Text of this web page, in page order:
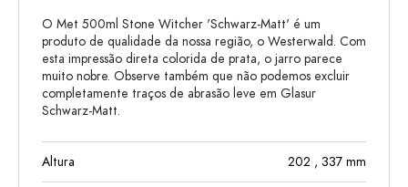
O Met 500ml Stone Witcher 'Schwarz-Matt' é um
produto de qualidade da nossa região, o Westerwald. Com
esta impressão direta colorida de prata, o jarro parece
muito nobre. Observe também que não podemos excluir
completamente traços de abrasão leve em Glasur
Schwarz-Matt.
Altura 202 , 337 mm